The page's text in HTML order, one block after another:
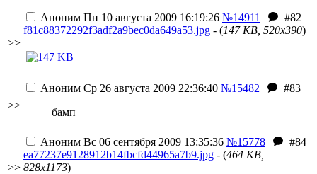
>>
Аноним Пн 10 августа 2009 16:19:26 №14911
#82
f81c88372292f3adf2a9bec0da649a53.jpg - (147 KB, 520x390)
>>
Аноним Ср 26 августа 2009 22:36:40 №15482
#83
бамп
>>
Аноним Вс 06 сентября 2009 13:35:36 №15778
#84
ea77237e9128912b14fbcfd44965a7b9.jpg - (464 KB,
828x1173)